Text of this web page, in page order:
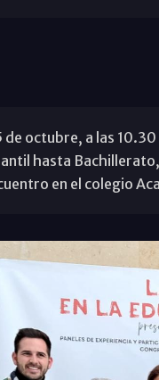
de octubre, a las
hasta
en el colegio